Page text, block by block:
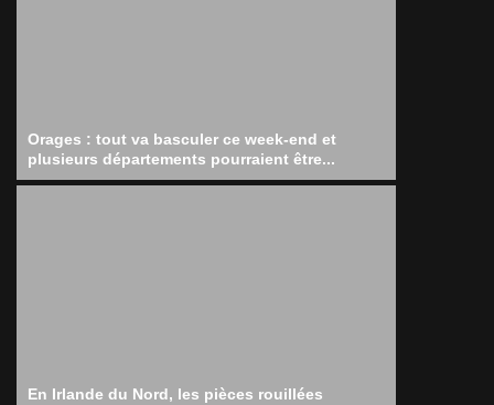
Orages : tout va basculer ce week-end et
plusieurs départements pourraient être...
En Irlande du Nord, les pièces rouillées